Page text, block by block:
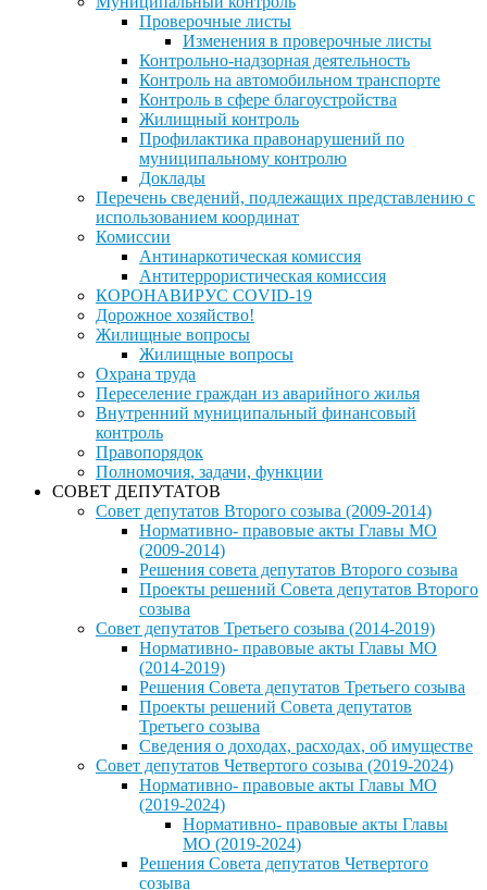
Проверочные листы
Изменения в проверочные листы
Контрольно-надзорная деятельность
Контроль на автомобильном транспорте
Контроль в сфере благоустройства
Жилищный контроль
Профилактика правонарушений по
муниципальному контролю
Доклады
Перечень сведений, подлежащих представлению с
использованием координат
Комиссии
Антинаркотическая комиссия
Антитеррористическая комиссия
КОРОНАВИРУС COVID-19
Дорожное хозяйство!
Жилищные вопросы
Жилищные вопросы
Охрана труда
Переселение граждан из аварийного жилья
Внутренний муниципальный финансовый
контроль
Правопорядок
Полномочия, задачи, функции
СОВЕТ ДЕПУТАТОВ
Совет депутатов Второго созыва (2009-2014)
Нормативно- правовые акты Главы МО
(2009-2014)
Решения совета депутатов Второго созыва
Проекты решений Совета депутатов Второго
созыва
Совет депутатов Третьего созыва (2014-2019)
Нормативно- правовые акты Главы МО
(2014-2019)
Решения Совета депутатов Третьего созыва
Проекты решений Совета депутатов
Третьего созыва
Сведения о доходах, расходах, об имуществе
Совет депутатов Четвертого созыва (2019-2024)
Нормативно- правовые акты Главы МО
(2019-2024)
Нормативно- правовые акты Главы
МО (2019-2024)
Решения Совета депутатов Четвертого
созыва